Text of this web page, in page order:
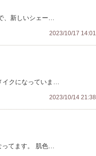
、新しいシェー…
2023/10/17 14:01
イクになっていま…
2023/10/14 21:38
ってます。 肌色…